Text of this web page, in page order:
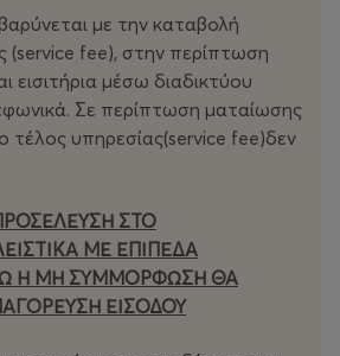
η οποία, μέσα από
υπαρχόντων ντοκουμέντων,
προσφέροντας στο
ευκαιρία να γνωρίσει ένα
του ελληνικού πολιτισμού.
ερμηνεύει η σπουδαία Ιταλίδα
Άννα Πιρότσι, ενώ στο πλάι της
Φρανσουά Μπορράς ως Ιάσων, ο
στον ρόλο του Κρέοντα, η
με την καταβολή
(service fee), στην περίπτωση
εισιτήρια μέσω διαδικτύου
Σε περίπτωση ματαίωσης
τέλος υπηρεσίας(service fee)δεν
ΣΤΟ
ΜΕ ΕΠΙΠΕΔΑ
Η ΜΗ ΣΥΜΜΟΡΦΩΣΗ ΘΑ
ΕΙΣΟΔΟΥ